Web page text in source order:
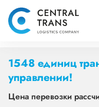
1548 единиц
управлении!
Цена перевозки